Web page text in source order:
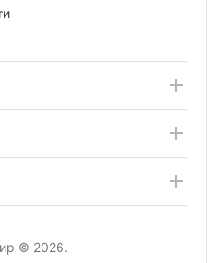
© 2026.